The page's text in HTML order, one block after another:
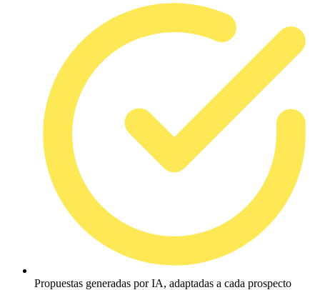
Propuestas generadas por IA, adaptadas a cada prospecto